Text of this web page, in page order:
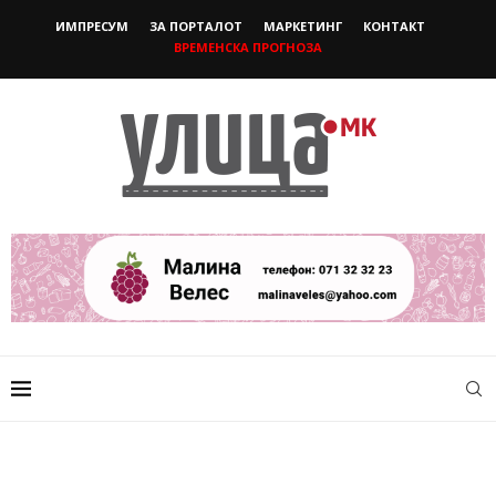
ИМПРЕСУМ ЗА ПОРТАЛОТ МАРКЕТИНГ
КОНТАКТ
ВРЕМЕНСКА ПРОГНОЗА